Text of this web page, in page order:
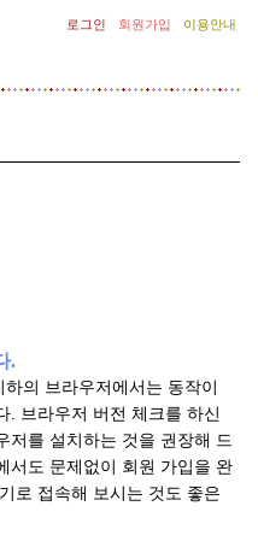
로그인 회원가입 이용안내
.
의 브라우저에서는 동작이
. 브라우저 버전 체크를 하신
저를 설치하는 것을 권장해 드
서도 문제없이 회원 가입을 완
로 접속해 보시는 것도 좋은